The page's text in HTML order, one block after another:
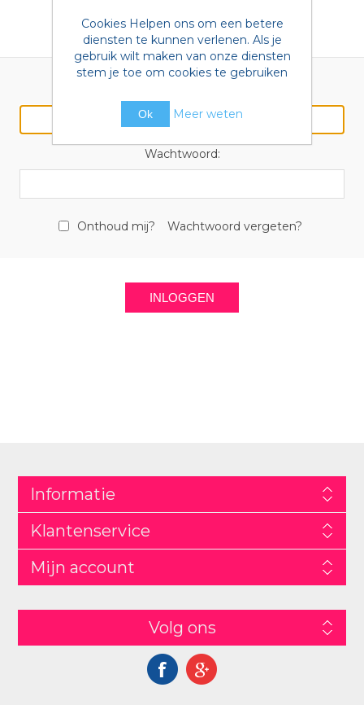
Terugkomende klant
Wachtwoord:
Onthoud mij? Wachtwoord vergeten?
INLOGGEN
Informatie
Klantenservice
Mijn account
Volg ons
Cookies Helpen ons om een betere
diensten te kunnen verlenen. Als je
gebruik wilt maken van onze diensten
stem je toe om cookies te gebruiken
Ok Meer weten